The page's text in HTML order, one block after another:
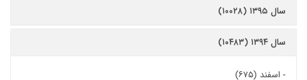
سال ۱۳۹۵ (۱۰۰۲۸)
سال ۱۳۹۴ (۱۰۴۸۳)
- اسفند (۶۷۵)